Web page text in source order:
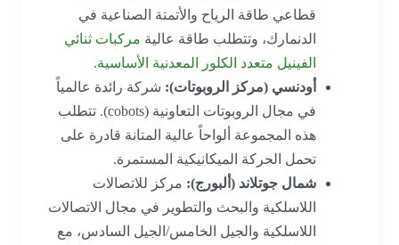
قطاعي طاقة الرياح والأتمتة الصناعية في
الدنمارك، وتتطلب طاقة عاليةمركبات ثنائي
الفينيل متعدد الكلور المعدنية الأساسية.
أودنسي (مركز الروبوتات):شركة رائدة عالمياً
في مجال الروبوتات التعاونية (cobots). تتطلب
هذه المجموعة ألواحاً عالية المتانة قادرة على
تحمل الحركة الميكانيكية المستمرة.
شمال جوتلاند (ألبورج):مركز للاتصالات
اللاسلكية والبحث والتطوير في مجال الاتصالات
اللاسلكية والجيل الخامس/الجيل السادس، مع